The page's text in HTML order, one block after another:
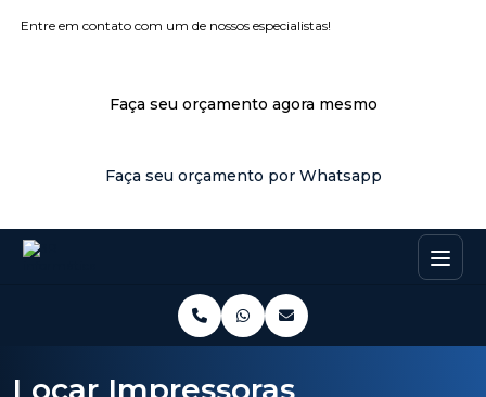
Entre em contato com um de nossos especialistas!
Faça seu orçamento agora mesmo
Faça seu orçamento por Whatsapp
Locar Impressoras